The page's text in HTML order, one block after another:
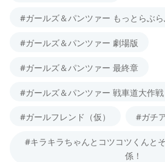
#ガールズ＆パンツァー もっとらぶら
#ガールズ＆パンツァー 劇場版
#ガールズ＆パンツァー 最終章
#ガールズ＆パンツァー 戦車道大作戦
#ガールフレンド（仮） #ガチ
#キラキラちゃんとコツコツくんと
係！